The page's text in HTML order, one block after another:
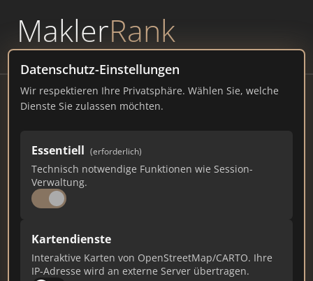
MaklerRank
powered byWAVEPOINT
Datenschutz-Einstellungen
Wir respektieren Ihre Privatsphäre. Wählen Sie, welche
Dienste Sie zulassen möchten.
Essentiell (erforderlich)
Technisch notwendige Funktionen wie Session-
Verwaltung.
Kartendienste
Interaktive Karten von OpenStreetMap/CARTO. Ihre
IP-Adresse wird an externe Server übertragen.
Zoo
tiergarten-pforzheim.de
64
Ist das Ihr Unternehmen?